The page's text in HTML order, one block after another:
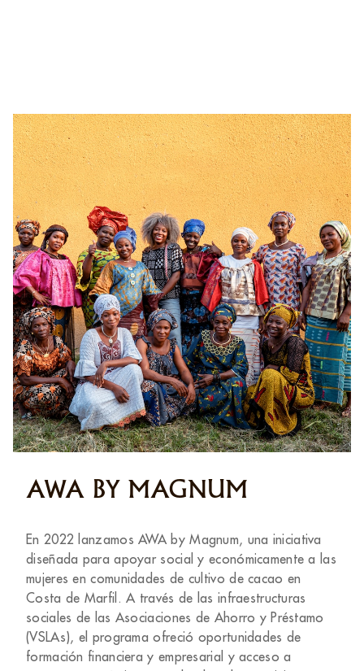
AWA BY MAGNUM
En 2022 lanzamos AWA by Magnum, una iniciativa
diseñada para apoyar social y económicamente a las
mujeres en comunidades de cultivo de cacao en
Costa de Marfil. A través de las infraestructuras
sociales de las Asociaciones de Ahorro y Préstamo
(VSLAs), el programa ofreció oportunidades de
formación financiera y empresarial y acceso a